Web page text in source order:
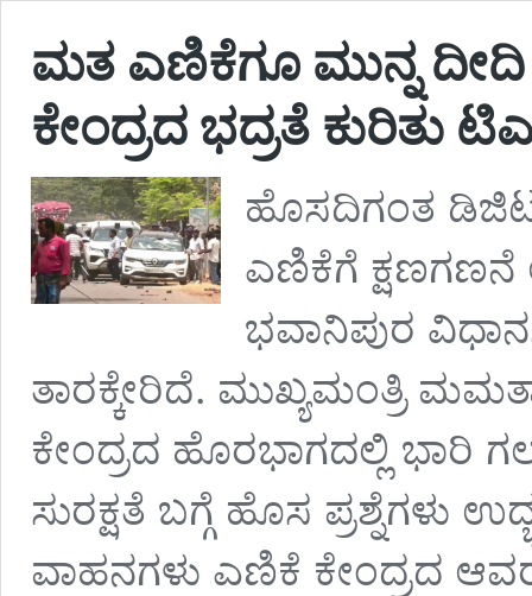
ಮತ ಎಣಿಕೆಗೂ ಮುನ್ನ ದೀದಿ
ಕೇಂದ್ರದ ಭದ್ರತೆ ಕುರಿತು
ಹೊಸದಿಗಂತ
ಎಣಿಕೆಗೆ
ಭವಾನಿಪುರ
ತಾರಕ್ಕೇರಿದೆ. ಮುಖ್ಯಮಂತ್ರಿ
ಕೇಂದ್ರದ ಹೊರಭಾಗದಲ್ಲಿ ಭಾರಿ
ಸುರಕ್ಷತೆ ಬಗ್ಗೆ ಹೊಸ ಪ್ರಶ್ನೆಗಳು
ವಾಹನಗಳು ಎಣಿಕೆ ಕೇಂದ್ರದ